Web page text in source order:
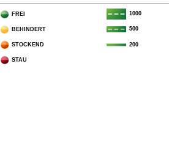
FREI 1000
BEHINDERT 500
STOCKEND 200
STAU